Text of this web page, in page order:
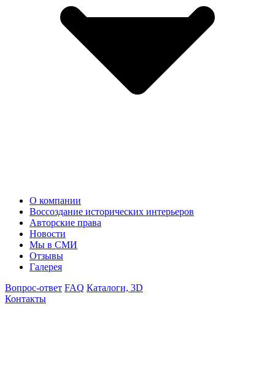
О компании
Воссоздание исторических интерьеров
Авторские права
Новости
Мы в СМИ
Отзывы
Галерея
Вопрос-ответ FAQ Каталоги, 3D
Контакты